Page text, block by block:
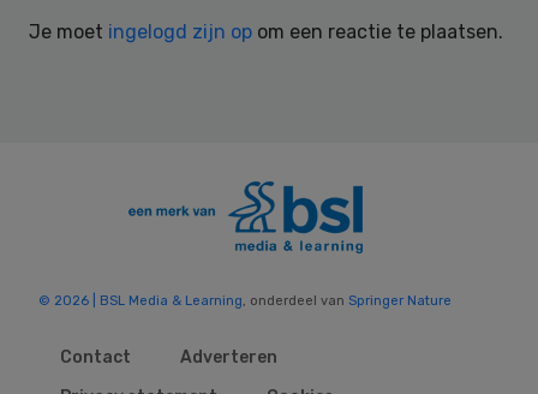
Je moet ingelogd zijn op om een reactie te plaatsen.
© 2026 | BSL Media & Learning, onderdeel van Springer Nature
Contact
Adverteren